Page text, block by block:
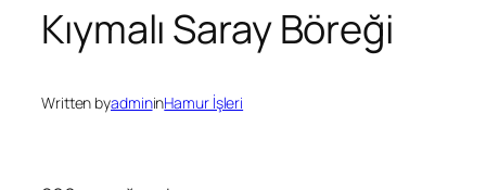
Kıymalı Saray Böreği
Written byadmininHamur İşleri